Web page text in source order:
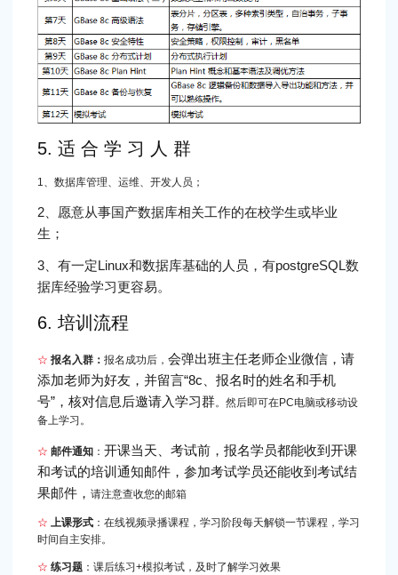
5. 适 合 学 习 人 群
1、数据库管理、运维、开发人员；
2、愿意从事国产数据库相关工作的在校学生或毕业
生；
3、有一定Linux和数据库基础的人员，有postgreSQL数
据库经验学习更容易。
6. 培训流程
☆ 报名入群： 报名成功后， 会弹出班主任老师企业微信，请
添加老师为好友，并留言“8c、报名时的姓名和手机
号”，核对信息后邀请入学习群。然后即可在PC电脑或移动设
备上学习。
☆ 邮件通知 ： 开课当天、考试前，报名学员都能收到开课
和考试的培训通知邮件，参加考试学员还能收到考试结
果邮件， 请注意查收您的邮箱
☆ 上课形式 ：在线视频录播课程，学习阶段每天解锁一节课程，学习
时间自主安排。
☆ 练习题 ：课后练习+模拟考试，及时了解学习效果